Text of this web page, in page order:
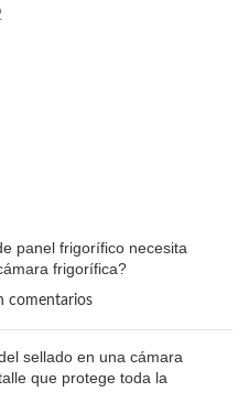
panel frigorífico necesita
frigorífica?
comentarios
sellado en una cámara
que protege toda la